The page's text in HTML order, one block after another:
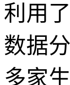
利用
数据
多家